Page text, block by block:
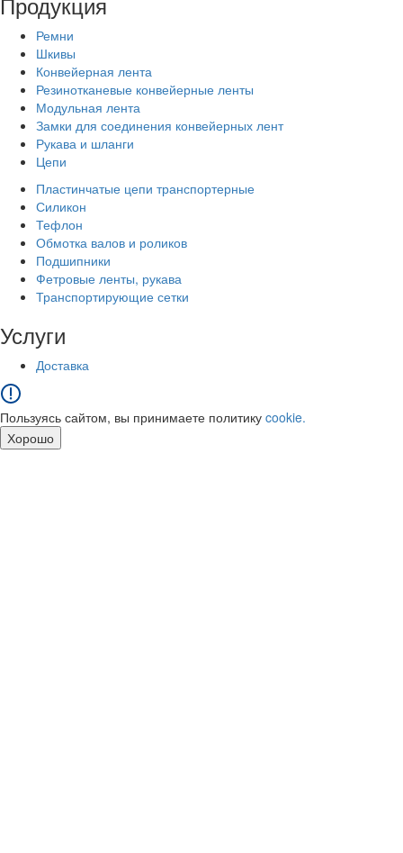
Ремни
Шкивы
Конвейерная лента
Резинотканевые конвейерные ленты
Модульная лента
Замки для соединения конвейерных лент
Рукава и шланги
Цепи
Пластинчатые цепи транспортерные
Силикон
Тефлон
Обмотка валов и роликов
Подшипники
Фетровые ленты, рукава
Транспортирующие сетки
Услуги
Доставка
Пользуясь сайтом, вы принимаете политику cookie.
Хорошо